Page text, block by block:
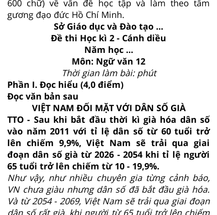
600 chữ) về vấn đề học tập và làm theo tấm
gương đạo đức Hồ Chí Minh.
Sở Giáo dục và Đào tạo ...
Đề thi Học kì 2 - Cánh diều
Năm học ...
Môn: Ngữ văn 12
Thời gian làm bài: phút
Phần I. Đọc hiểu (4,0 điểm)
Đọc văn bản sau
VIỆT NAM ĐỐI MẶT VỚI DÂN SỐ GIÀ
TTO - Sau khi bắt đầu thời kì già hóa dân số
vào năm 2011 với tỉ lệ dân số từ 60 tuổi trở
lên chiếm 9,9%, Việt Nam sẽ trải qua giai
đoạn dân số già từ 2026 - 2054 khi tỉ lệ người
65 tuổi trở lên chiếm từ 10 - 19,9%.
Như vậy, như nhiều chuyên gia từng cảnh báo,
VN chưa giàu nhưng dân số đã bắt đầu già hóa.
Và từ 2054 - 2069, Việt Nam sẽ trải qua giai đoạn
dân số rất già, khi người từ 65 tuổi trở lên chiếm